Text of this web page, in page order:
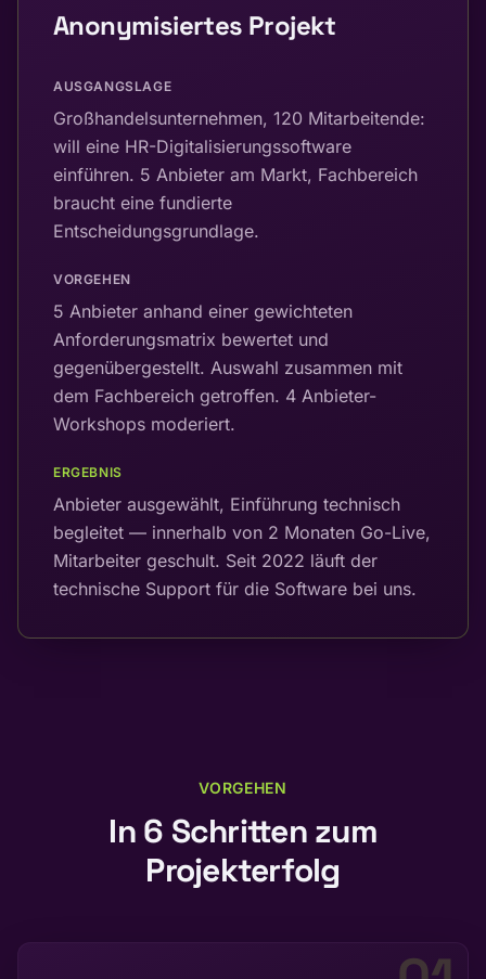
Anonymisiertes Projekt
AUSGANGSLAGE
Großhandelsunternehmen, 120 Mitarbeitende:
will eine HR-Digitalisierungssoftware
einführen. 5 Anbieter am Markt, Fachbereich
braucht eine fundierte
Entscheidungsgrundlage.
VORGEHEN
5 Anbieter anhand einer gewichteten
Anforderungsmatrix bewertet und
gegenübergestellt. Auswahl zusammen mit
dem Fachbereich getroffen. 4 Anbieter-
Workshops moderiert.
ERGEBNIS
Anbieter ausgewählt, Einführung technisch
begleitet — innerhalb von 2 Monaten Go-Live,
Mitarbeiter geschult. Seit 2022 läuft der
technische Support für die Software bei uns.
VORGEHEN
In 6 Schritten zum
Projekterfolg